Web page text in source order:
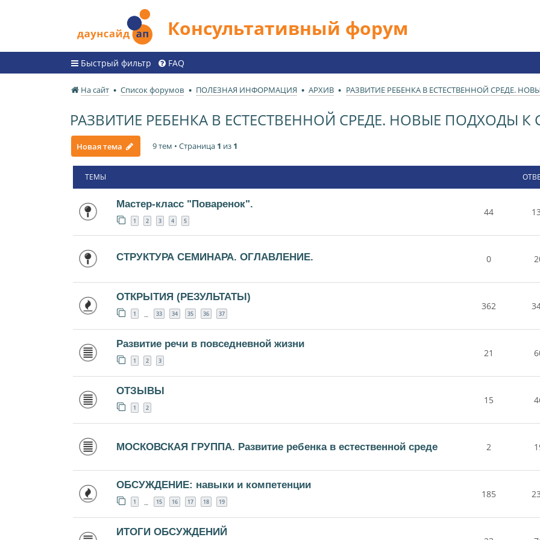
Консультативный форум
Быстрый фильтр FAQ
На сайт Список форумов ПОЛЕЗНАЯ ИНФОРМАЦИЯ АРХИВ РАЗВИТИЕ РЕБЕНКА В ЕСТЕСТВЕННОЙ СРЕДЕ.
РАЗВИТИЕ РЕБЕНКА В ЕСТЕСТВЕННОЙ СРЕДЕ. НОВЫЕ ПОДХОДЫ
Новая тема 9 тем • Страница 1 из 1
ТЕМЫ
Мастер-класс "Поваренок".
1 2 3 4 5
44
СТРУКТУРА СЕМИНАРА. ОГЛАВЛЕНИЕ. 0
ОТКРЫТИЯ (РЕЗУЛЬТАТЫ)
1 33 34 35 36 37
362
Развитие речи в повседневной жизни
1 2 3
21
ОТЗЫВЫ
1 2
15
МОСКОВСКАЯ ГРУППА. Развитие ребенка в естественной среде 2
ОБСУЖДЕНИЕ: навыки и компетенции
1 15 16 17 18 19
185
ИТОГИ ОБСУЖДЕНИЙ